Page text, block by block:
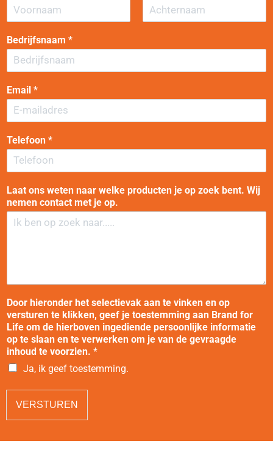
o
o
a
a
m
r
Bedrijfsnaam *
Email *
Telefoon *
Laat ons weten naar welke producten je op zoek bent. Wij
nemen contact met je op.
Door hieronder het selectievak aan te vinken en op
versturen te klikken, geef je toestemming aan Brand for
Life om de hierboven ingediende persoonlijke informatie
op te slaan en te verwerken om je van de gevraagde
inhoud te voorzien. *
Ja, ik geef toestemming.
VERSTUREN